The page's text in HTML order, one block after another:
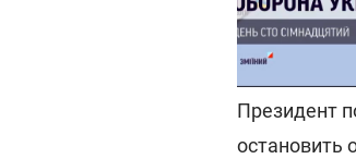
Славянска
Президент
остановить